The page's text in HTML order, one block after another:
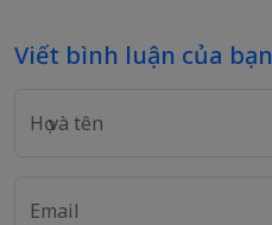
Viết bình luận của bạn
Họ và tên
Email